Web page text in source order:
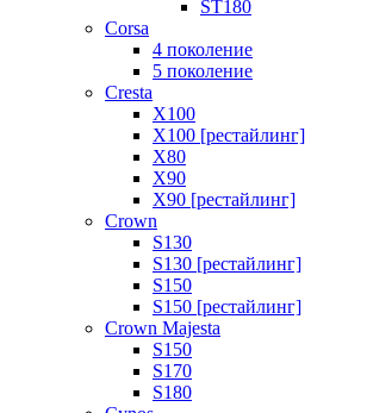
ST180
Corsa
4 поколение
5 поколение
Cresta
X100
X100 [рестайлинг]
X80
X90
X90 [рестайлинг]
Crown
S130
S130 [рестайлинг]
S150
S150 [рестайлинг]
Crown Majesta
S150
S170
S180